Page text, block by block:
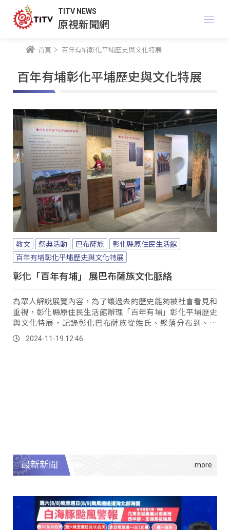
TITV NEWS
原視新聞網
首頁 百年有埔彰化平埔歷史與文化特展
百年有埔彰化平埔歷史與文化特展
教文 祭典活動 巴布薩族
彰化縣原住民生活館
百年有埔彰化平埔歷史與文化特展
彰化「百年有埔」 展巴布薩族文化脈絡
為眾人解說展覽內容，為了讓過去的歷史能夠被社會看見和
重視，彰化縣原住民生活館辦理「百年有埔」彰化平埔歷史
與文化特展，記錄彰化巴布薩族從姓氏、聚落分布到、飲
食、文化等，介紹族群過去的生活點滴。
2024-11-19 12:46
最新新聞